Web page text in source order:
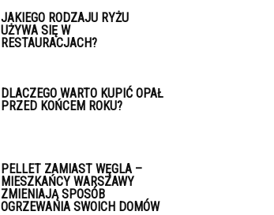
JAKIEGO RODZAJU RYŻU
UŻYWA SIĘ W
RESTAURACJACH?
DLACZEGO WARTO KUPIĆ OPAŁ
PRZED KOŃCEM ROKU?
PELLET ZAMIAST WĘGLA –
MIESZKAŃCY WARSZAWY
ZMIENIAJĄ SPOSÓB
OGRZEWANIA SWOICH DOMÓW